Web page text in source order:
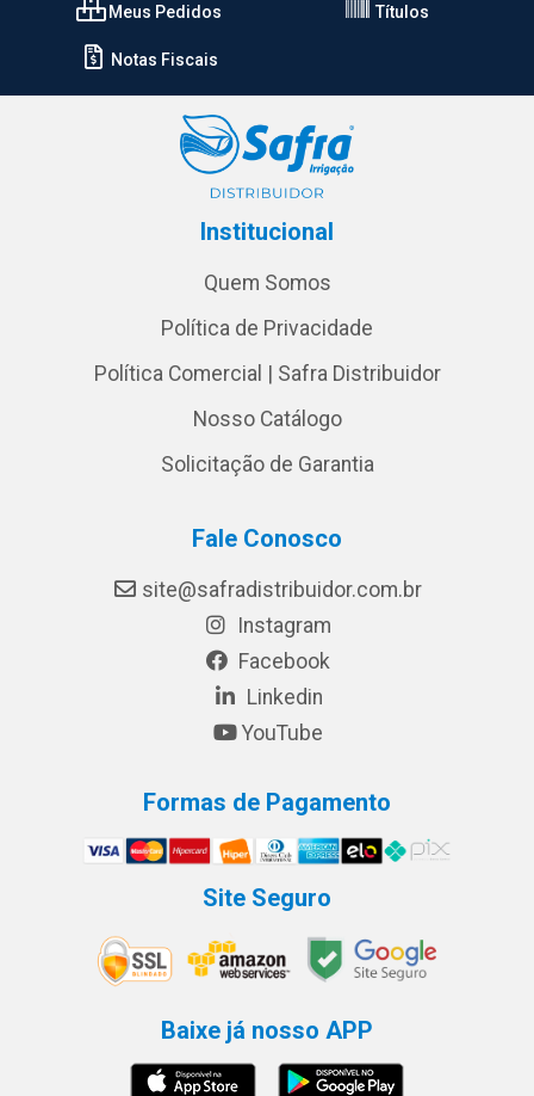
Meus Pedidos Títulos
Notas Fiscais
Institucional
Quem Somos
Política de Privacidade
Política Comercial | Safra Distribuidor
Nosso Catálogo
Solicitação de Garantia
Fale Conosco
site@safradistribuidor.com.br
Instagram
Facebook
Linkedin
YouTube
Formas de Pagamento
Site Seguro
Baixe já nosso APP